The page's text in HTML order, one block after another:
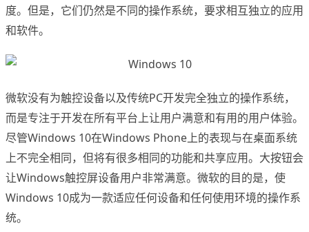
度。但是，它们仍然是不同的操作系统，要求相互独立的应用
和软件。
微软没有为触控设备以及传统PC开发完全独立的操作系统，
而是专注于开发在所有平台上让用户满意和有用的用户体验。
尽管Windows 10在Windows Phone上的表现与在桌面系统
上不完全相同，但将有很多相同的功能和共享应用。大按钮会
让Windows触控屏设备用户非常满意。微软的目的是，使
Windows 10成为一款适应任何设备和任何使用环境的操作系
统。